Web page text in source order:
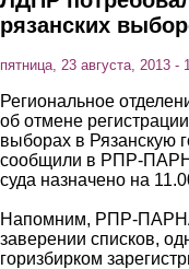
рязанских
пятница, 23 августа, 2013 -
Региональное
об отмене
выборах в Рязанскую
сообщили в РПР-
суда назначено на
Напомним, РПР-
заверении списков,
горизбирком